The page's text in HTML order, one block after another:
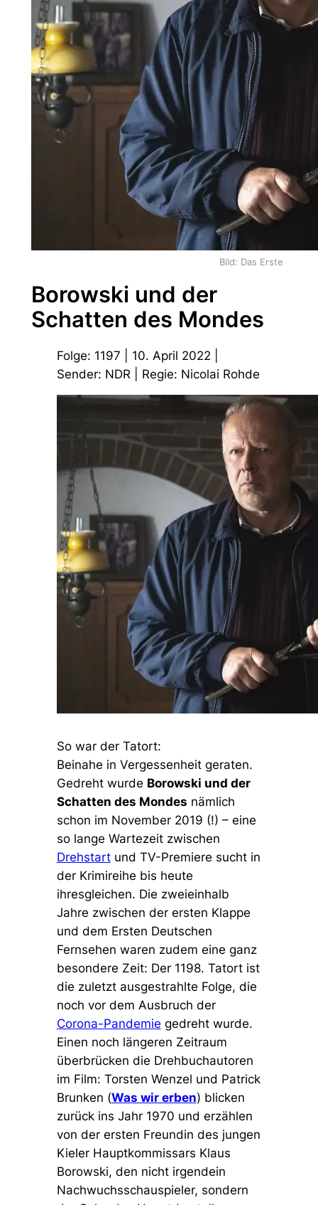
Bild: Das Erste
Borowski und der
Schatten des Mondes
Folge: 1197 | 10. April 2022 |
Sender: NDR | Regie: Nicolai Rohde
So war der Tatort:
Beinahe in Vergessenheit geraten.
Gedreht wurde Borowski und der
Schatten des Mondes nämlich
schon im November 2019 (!) – eine
so lange Wartezeit zwischen
Drehstartund TV-Premiere sucht in
der Krimireihe bis heute
ihresgleichen. Die zweieinhalb
Jahre zwischen der ersten Klappe
und dem Ersten Deutschen
Fernsehen waren zudem eine ganz
besondere Zeit: Der 1198. Tatort ist
die zuletzt ausgestrahlte Folge, die
noch vor dem Ausbruch der
Corona-Pandemie gedreht wurde.
Einen noch längeren Zeitraum
überbrücken die Drehbuchautoren
im Film: Torsten Wenzel und Patrick
Brunken (Was wir erben) blicken
zurück ins Jahr 1970 und erzählen
von der ersten Freundin des jungen
Kieler Hauptkommissars Klaus
Borowski, den nicht irgendein
Nachwuchsschauspieler, sondern